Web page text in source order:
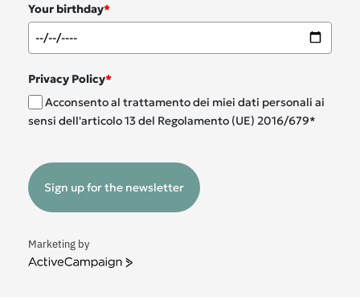
Your birthday*
Privacy Policy*
Acconsento al trattamento dei miei dati personali ai
sensi dell'articolo 13 del Regolamento (UE) 2016/679*
Sign up for the newsletter
Marketing by
ActiveCampaign